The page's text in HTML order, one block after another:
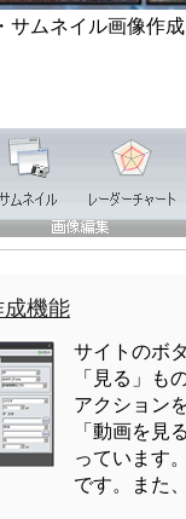
サムネイル画像作
機能
サイトのボ
「見る」も
アクション
「動画を見
っています
です。また